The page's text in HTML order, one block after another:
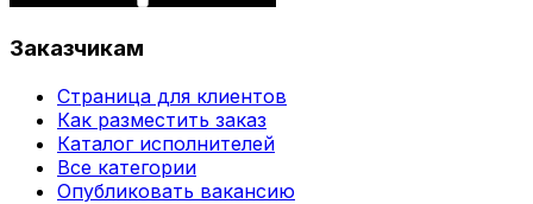
Заказчикам
Страница для клиентов
Как разместить заказ
Каталог исполнителей
Все категории
Опубликовать вакансию